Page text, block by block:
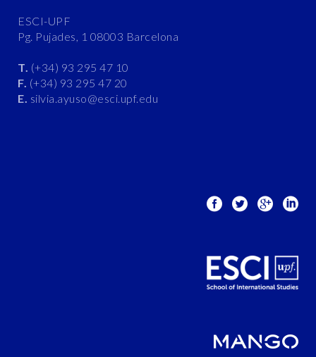
ESCI-UPF
Pg. Pujades, 1 08003 Barcelona
T. (+34) 93 295 47 10
F. (+34) 93 295 47 20
E. silvia.ayuso@esci.upf.edu